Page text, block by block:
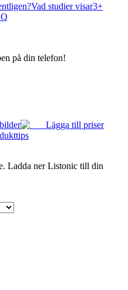
Vad studier visar3+
på din telefon!
Lägga till priser
Ladda ner Listonic till din